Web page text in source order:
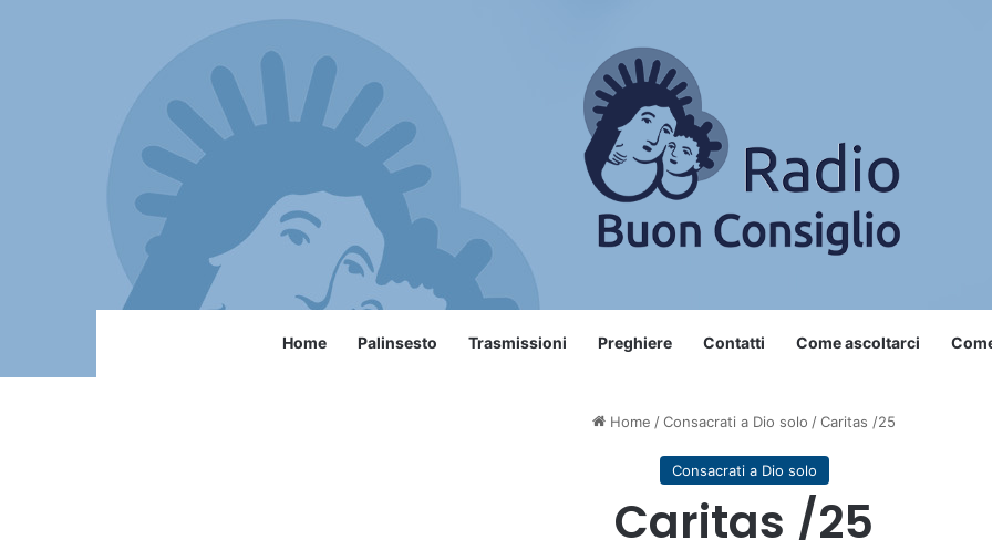
Home Palinsesto Trasmissioni Preghiere Contatti Come ascoltarci
Home /Consacrati a Dio solo /Caritas /25
Consacrati a Dio solo
Caritas /25